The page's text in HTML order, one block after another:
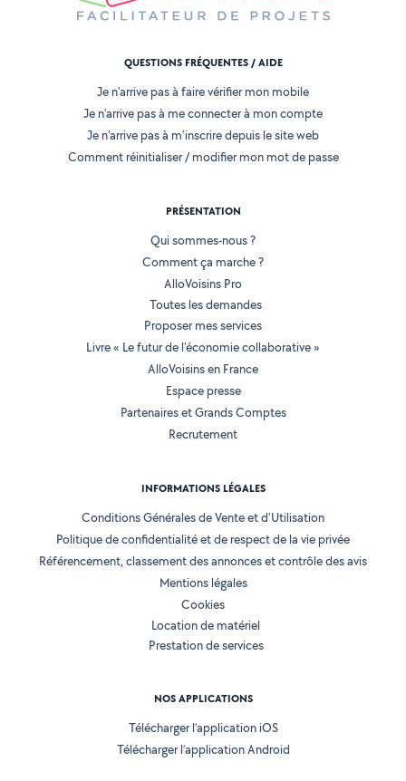
QUESTIONS FRÉQUENTES / AIDE
Je n'arrive pas à faire vérifier mon mobile
Je n'arrive pas à me connecter à mon compte
Je n'arrive pas à m'inscrire depuis le site web
Comment réinitialiser / modifier mon mot de passe
PRÉSENTATION
Qui sommes-nous ?
Comment ça marche ?
AlloVoisins Pro
Toutes les demandes
Proposer mes services
Livre « Le futur de l'économie collaborative »
AlloVoisins en France
Espace presse
Partenaires et Grands Comptes
Recrutement
INFORMATIONS LÉGALES
Conditions Générales de Vente et d'Utilisation
Politique de confidentialité et de respect de la vie privée
Référencement, classement des annonces et contrôle des avis
Mentions légales
Cookies
Location de matériel
Prestation de services
NOS APPLICATIONS
Télécharger l’application iOS
Télécharger l’application Android